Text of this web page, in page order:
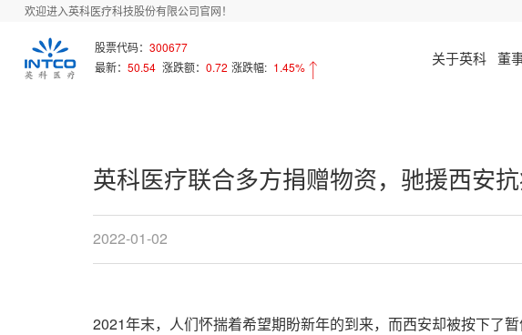
欢迎进入英科医疗科技股份有限公司官网！
股票代码：300677
最新：50.54 涨跌额：0.72 涨跌幅: 1.45% 关于英科 董
首页 新闻中心 Array
英科医疗联合多方捐赠物资，驰援西安
2022-01-02
2021年末，人们怀揣着希望期盼新年的到来，而西安却被按下了